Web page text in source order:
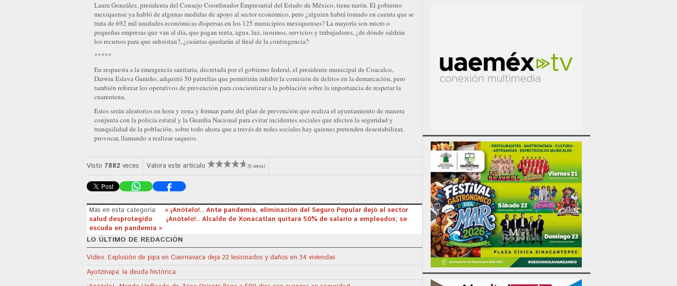
Laura González, presidenta del Consejo Coordinador Empresarial del Estado de México, tiene razón. El gobierno
mexiquense ya habló de algunas medidas de apoyo al sector económico, pero ¿alguien habrá tomado en cuenta que se
trata de 692 mil unidades económicas dispersas en los 125 municipios mexiquenses? La mayoría son micro o
pequeñas empresas que van al día, que pagan renta, agua, luz, insumos, servicios y trabajadores, ¿de dónde saldrán
los recursos para que subsistan?, ¿cuántas quedarán al final de la contingencia?
*****
En respuesta a la emergencia sanitaria, decretada por el gobierno federal, el presidente municipal de Coacalco,
Darwin Eslava Gamiño, adquirió 50 patrullas que permitirán inhibir la comisión de delitos en la demarcación, pero
también reforzar los operativos de prevención para concientizar a la población sobre la importancia de respetar la
cuarentena.
Estos serán aleatorios en hora y zona y forman parte del plan de prevención que realiza el ayuntamiento de manera
conjunta con la policía estatal y la Guardia Nacional para evitar incidentes sociales que afecten la seguridad y
tranquilidad de la población, sobre todo ahora que a través de redes sociales hay quienes pretenden desestabilizar,
provocar, llamando a realizar saqueos.
Visto 7882 veces Valora este artículo (5 votos)
Más en esta categoría:
« ¡Anótelo!.. Ante pandemia, eliminación del Seguro Popular dejó al sector
salud desprotegido
¡Anótelo!.. Alcalde de Xonacatlan quitará 50% de salario a empleados; se
escuda en pandemia »
LO ÚLTIMO DE REDACCIÓN
Video: Explosión de pipa en Cuernavaca deja 22 lesionados y daños en 34 viviendas
Ayotzinapa: la deuda histórica